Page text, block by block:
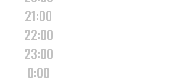
21:00
22:00
23:00
0:00